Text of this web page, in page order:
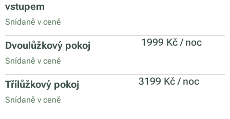
vstupem
Snídaně v ceně
Dvoulůžkový pokoj
Snídaně v ceně
1999 Kč / noc
Třílůžkový pokoj
Snídaně v ceně
3199 Kč / noc